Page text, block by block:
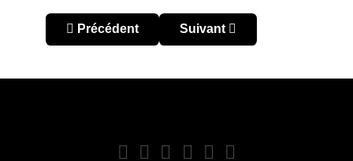
Article précédent : Pérou – Brésil : Trois
Précédent Article suivant : Copa
Suivant